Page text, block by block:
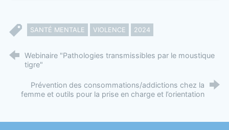
SANTÉ MENTALE VIOLENCE 2024
Webinaire "Pathologies transmissibles par le moustique
tigre"
Prévention des consommations/addictions chez la
femme et outils pour la prise en charge et l’orientation